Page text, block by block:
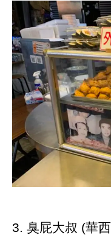
3. 臭屁大叔 (華